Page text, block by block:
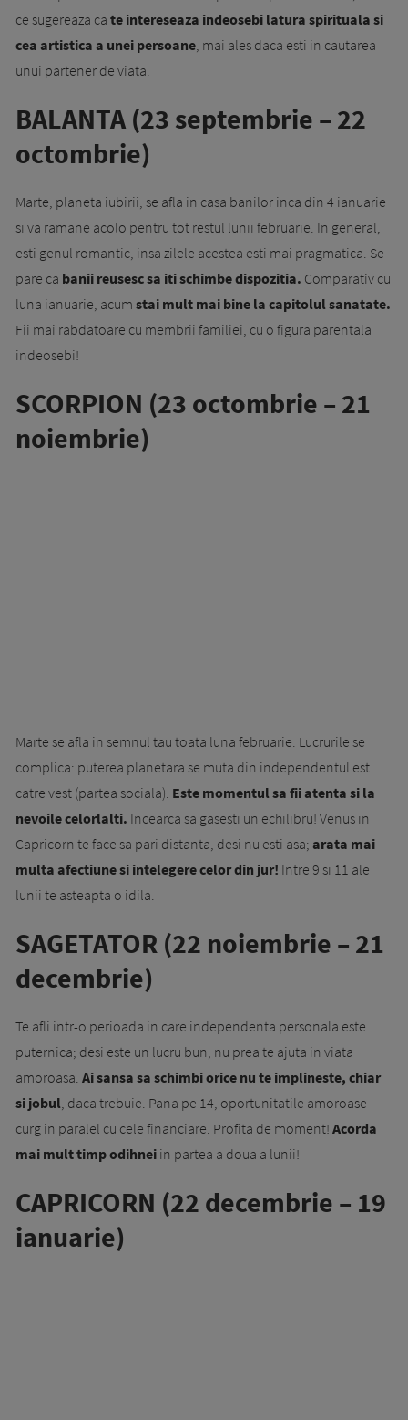
ce sugereaza ca te intereseaza indeosebi latura spirituala si
cea artistica a unei persoane, mai ales daca esti in cautarea
unui partener de viata.
BALANTA (23 septembrie – 22
octombrie)
Marte, planeta iubirii, se afla in casa banilor inca din 4 ianuarie
si va ramane acolo pentru tot restul lunii februarie. In general,
esti genul romantic, insa zilele acestea esti mai pragmatica. Se
pare ca banii reusesc sa iti schimbe dispozitia. Comparativ cu
luna ianuarie, acum stai mult mai bine la capitolul sanatate.
Fii mai rabdatoare cu membrii familiei, cu o figura parentala
indeosebi!
SCORPION (23 octombrie – 21
noiembrie)
Marte se afla in semnul tau toata luna februarie. Lucrurile se
complica: puterea planetara se muta din independentul est
catre vest (partea sociala). Este momentul sa fii atenta si la
nevoile celorlalti. Incearca sa gasesti un echilibru! Venus in
Capricorn te face sa pari distanta, desi nu esti asa; arata mai
multa afectiune si intelegere celor din jur! Intre 9 si 11 ale
lunii te asteapta o idila.
SAGETATOR (22 noiembrie – 21
decembrie)
Te afli intr-o perioada in care independenta personala este
puternica; desi este un lucru bun, nu prea te ajuta in viata
amoroasa. Ai sansa sa schimbi orice nu te implineste, chiar
si jobul, daca trebuie. Pana pe 14, oportunitatile amoroase
curg in paralel cu cele financiare. Profita de moment! Acorda
mai mult timp odihnei in partea a doua a lunii!
CAPRICORN (22 decembrie – 19
ianuarie)